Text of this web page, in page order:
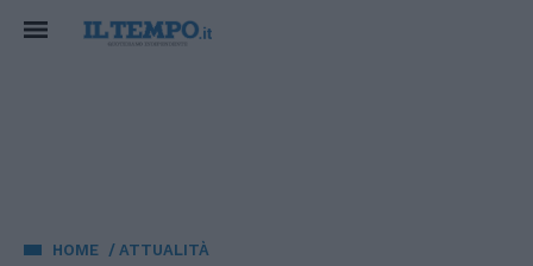
HOME ATTUALITÀ